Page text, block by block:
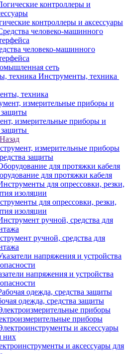
контроллеры и аксессуары
человеко-машинного
сеть
Инструменты, техника
техника
измерительные приборы и
защиты
Назад
измерительные приборы
защиты
для протяжки кабеля
для опрессовки, резки,
изоляции
ручной, средства для
напряжения и устройства
одежда, средства защиты
приборы
и аксессуары для